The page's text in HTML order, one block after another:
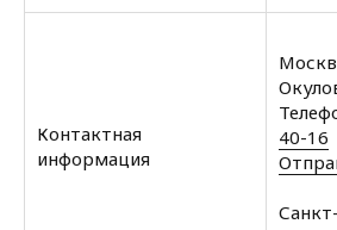
Контактная
информация
40-16